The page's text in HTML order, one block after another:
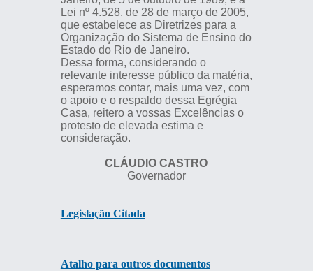
Lei nº 4.528, de 28 de março de 2005,
que estabelece as Diretrizes para a
Organização do Sistema de Ensino do
Estado do Rio de Janeiro.
Dessa forma, considerando o
relevante interesse público da matéria,
esperamos contar, mais uma vez, com
o apoio e o respaldo dessa Egrégia
Casa, reitero a vossas Excelências o
protesto de elevada estima e
consideração.
CLÁUDIO CASTRO
Governador
Legislação Citada
Atalho para outros documentos